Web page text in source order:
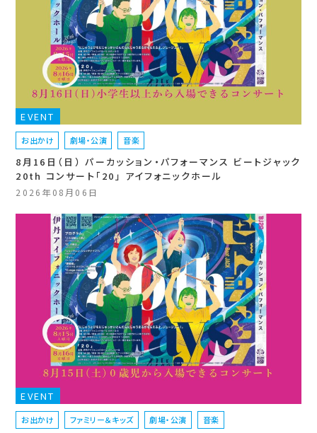
EVENT
お出かけ 劇場・公演 音楽
8月16日（日） パーカッション・パフォーマンス ビートジャック
20th コンサート「20」 アイフォニックホール
2026年08月06日
EVENT
お出かけ ファミリー＆キッズ 劇場・公演 音楽